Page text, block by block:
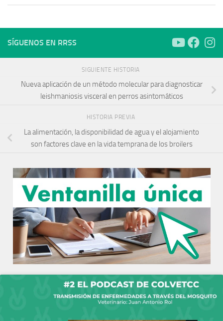
SÍGUENOS EN RRSS
SIGUIENTE HISTORIA
Nueva aplicación de un método molecular para diagnosticar
leishmaniosis visceral en perros asintomáticos
HISTORIA PREVIA
La alimentación, la disponibilidad de agua y el alojamiento
son factores clave en la vida temprana de los broilers